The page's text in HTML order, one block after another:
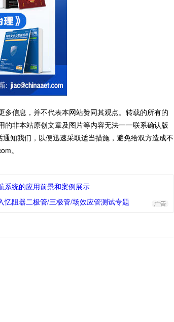
信息，并不代表本网站赞同其观点。转载的所有的
非本站原创文章及图片等内容无法一一联系确认版
知我们，以便迅速采取适当措施，避免给双方造成不
。
系统的应用前景和案例展示
忆阻器二极管/三极管/场效应管测试专题